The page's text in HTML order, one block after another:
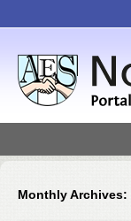
Monthly Archives: